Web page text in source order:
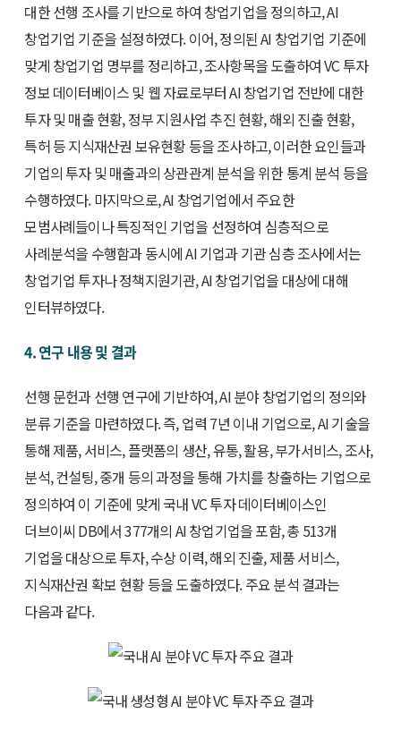
대한 선행 조사를 기반으로 하여 창업기업을 정의하고, AI
창업기업 기준을 설정하였다. 이어, 정의된 AI 창업기업 기준에
맞게 창업기업 명부를 정리하고, 조사항목을 도출하여 VC 투자
정보 데이터베이스 및 웹 자료로부터 AI 창업기업 전반에 대한
투자 및 매출 현황, 정부 지원사업 추진 현황, 해외 진출 현황,
특허 등 지식재산권 보유현황 등을 조사하고, 이러한 요인들과
기업의 투자 및 매출과의 상관관계 분석을 위한 통계 분석 등을
수행하였다. 마지막으로, AI 창업기업에서 주요한
모범사례들이나 특징적인 기업을 선정하여 심층적으로
사례분석을 수행함과 동시에 AI 기업과 기관 심층 조사에서는
창업기업 투자나 정책지원기관, AI 창업기업을 대상에 대해
인터뷰하였다.
4. 연구 내용 및 결과
선행 문헌과 선행 연구에 기반하여, AI 분야 창업기업의 정의와
분류 기준을 마련하였다. 즉, 업력 7년 이내 기업으로, AI 기술을
통해 제품, 서비스, 플랫폼의 생산, 유통, 활용, 부가서비스, 조사,
분석, 컨설팅, 중개 등의 과정을 통해 가치를 창출하는 기업으로
정의하여 이 기준에 맞게 국내 VC 투자 데이터베이스인
더브이씨 DB에서 377개의 AI 창업기업을 포함, 총 513개
기업을 대상으로 투자, 수상 이력, 해외 진출, 제품 서비스,
지식재산권 확보 현황 등을 도출하였다. 주요 분석 결과는
다음과 같다.